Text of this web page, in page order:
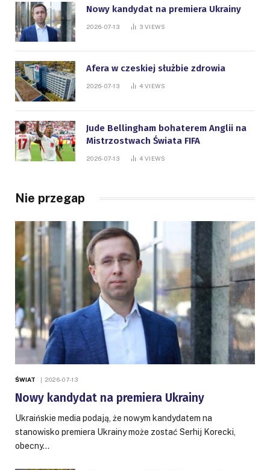
Nowy kandydat na premiera Ukrainy
2026-07-13 3 VIEWS
Afera w czeskiej służbie zdrowia
2026-07-13 4 VIEWS
Jude Bellingham bohaterem Anglii na
Mistrzostwach Świata FIFA
2026-07-13 4 VIEWS
Nie przegap
ŚWIAT 2026-07-13
Nowy kandydat na premiera Ukrainy
Ukraińskie media podają, że nowym kandydatem na
stanowisko premiera Ukrainy może zostać Serhij Korecki,
obecny…